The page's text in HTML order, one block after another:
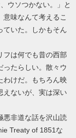
ウソつかない。」と
味なんて考えるこ
ていた。しかもそん
フは何でも昔の西部
ったらしい。散々ウ
わけだ。もちろん映
えないが、実は深い
悪非道な話を沢山読
Treaty of 1851な